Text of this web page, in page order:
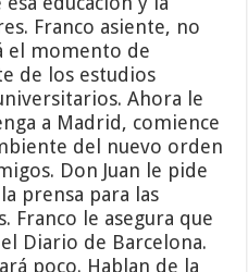
Franco asiente, no
el momento de
de los estudios
Ahora le
a Madrid, comience
del nuevo orden
Don Juan le pide
prensa para las
Franco le asegura que
Diario de Barcelona.
poco. Hablan de la